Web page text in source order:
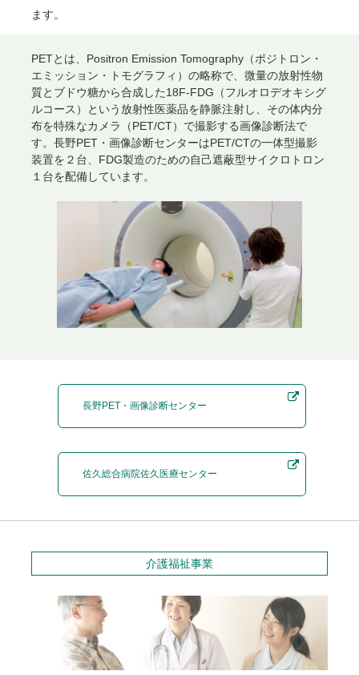
ます。
PETとは、Positron Emission Tomography（ポジトロン・
エミッション・トモグラフィ）の略称で、微量の放射性物
質とブドウ糖から合成した18F-FDG（フルオロデオキシグ
ルコース）という放射性医薬品を静脈注射し、その体内分
布を特殊なカメラ（PET/CT）で撮影する画像診断法で
す。長野PET・画像診断センターはPET/CTの一体型撮影
装置を２台、FDG製造のための自己遮蔽型サイクロトロン
１台を配備しています。
長野PET・画像診断センター
佐久総合病院佐久医療センター
介護福祉事業